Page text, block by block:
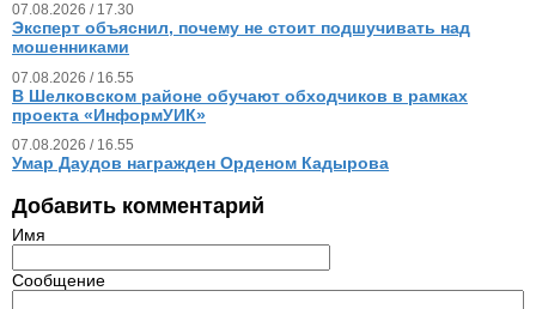
07.08.2026 / 17.30
Эксперт объяснил, почему не стоит подшучивать над
мошенниками
07.08.2026 / 16.55
В Шелковском районе обучают обходчиков в рамках
проекта «ИнформУИК»
07.08.2026 / 16.55
Умар Даудов награжден Орденом Кадырова
Добавить комментарий
Имя
Сообщение